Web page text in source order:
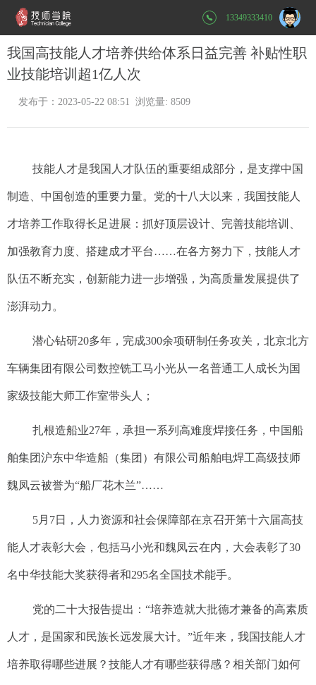
13349333410
我国高技能人才培养供给体系日益完善 补贴性职
业技能培训超1亿人次
发布于：2023-05-22 08:51 浏览量: 8509
技能人才是我国人才队伍的重要组成部分，是支撑中国
制造、中国创造的重要力量。党的十八大以来，我国技能人
才培养工作取得长足进展：抓好顶层设计、完善技能培训、
加强教育力度、搭建成才平台……在各方努力下，技能人才
队伍不断充实，创新能力进一步增强，为高质量发展提供了
澎湃动力。
潜心钻研20多年，完成300余项研制任务攻关，北京北方
车辆集团有限公司数控铣工马小光从一名普通工人成长为国
家级技能大师工作室带头人；
扎根造船业27年，承担一系列高难度焊接任务，中国船
舶集团沪东中华造船（集团）有限公司船舶电焊工高级技师
魏凤云被誉为“船厂花木兰”……
5月7日，人力资源和社会保障部在京召开第十六届高技
能人才表彰大会，包括马小光和魏凤云在内，大会表彰了30
名中华技能大奖获得者和295名全国技术能手。
党的二十大报告提出：“培养造就大批德才兼备的高素质
人才，是国家和民族长远发展大计。”近年来，我国技能人才
培养取得哪些进展？技能人才有哪些获得感？相关部门如何